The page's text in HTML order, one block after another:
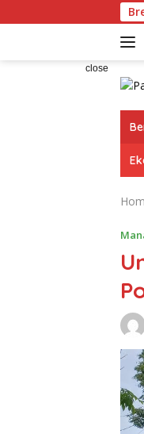
to
close